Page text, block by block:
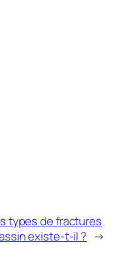
types de fractures
existe-t-il ? →